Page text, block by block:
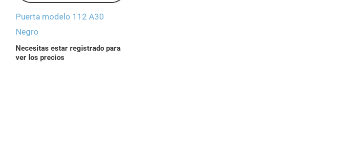
Puerta modelo 112 A30
Negro
Necesitas estar registrado para
ver los precios